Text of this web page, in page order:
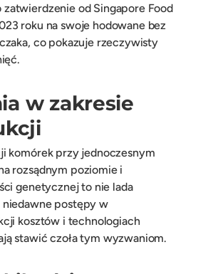
zatwierdzenie od Singapore Food
roku na swoje hodowane bez
co pokazuje rzeczywisty
w zakresie
komórek przy jednoczesnym
rozsądnym poziomie i
genetycznej to nie lada
postępy w
kosztów i technologiach
stawić czoła tym wyzwaniom.